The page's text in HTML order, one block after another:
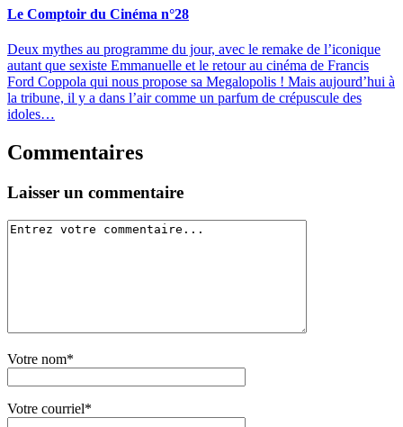
Le Comptoir du Cinéma n°28
Deux mythes au programme du jour, avec le remake de l’iconique
autant que sexiste Emmanuelle et le retour au cinéma de Francis
Ford Coppola qui nous propose sa Megalopolis ! Mais aujourd’hui à
la tribune, il y a dans l’air comme un parfum de crépuscule des
idoles…
Commentaires
Laisser un commentaire
Votre nom*
Votre courriel*